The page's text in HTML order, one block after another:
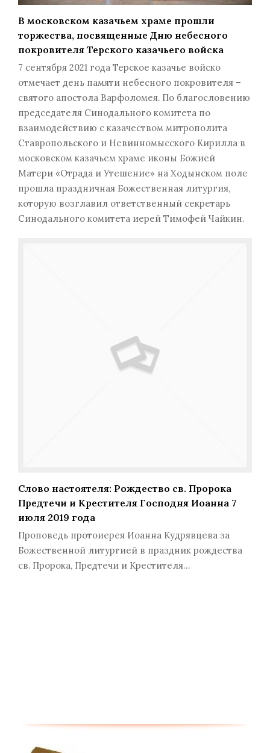
В московском казачьем храме прошли
торжества, посвященные Дню небесного
покровителя Терского казачьего войска
7 сентября 2021 года Терское казачье войско
отмечает день памяти небесного покровителя –
святого апостола Варфоломея. По благословению
председателя Синодального комитета по
взаимодействию с казачеством митрополита
Ставропольского и Невинномысского Кирилла в
московском казачьем храме иконы Божией
Матери «Отрада и Утешение» на Ходынском поле
прошла праздничная Божественная литургия,
которую возглавил ответственный секретарь
Синодального комитета иерей Тимофей Чайкин.
Слово настоятеля: Рождество св. Пророка
Предтечи и Крестителя Господня Иоанна 7
июля 2019 года
Проповедь протоиерея Иоанна Кудрявцева за
Божественной литургией в праздник рождества
св. Пророка, Предтечи и Крестителя…